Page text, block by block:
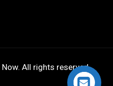
All rights reserved.